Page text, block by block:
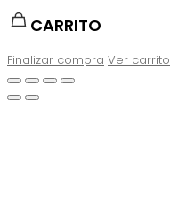
CARRITO
Finalizar compra Ver carrito